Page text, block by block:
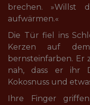
brechen. »Willst
aufwärmen.«
Die Tür fiel ins
Kerzen auf
bernsteinfarben. Er
nah, dass er ihr
Kokosnuss und
Ihre Finger